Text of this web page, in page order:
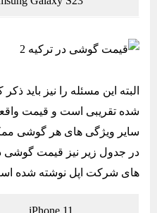
البته این مسئله را نیز باید
شده تقریبی است و قیمت
سایر ویژگی های هر گوشی
در جدول زیر نیز قیمت
های شرکت اپل نوشته شده
iPhone 11